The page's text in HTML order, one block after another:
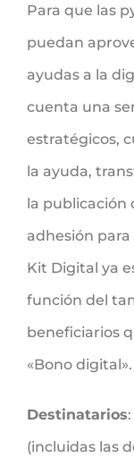
Para que las
puedan
ayudas a la
cuenta una
estratégicos,
la ayuda,
la publicación
adhesión
Kit Digital ya
función del
beneficiarios
«Bono digital».
Destinatarios
(incluidas las